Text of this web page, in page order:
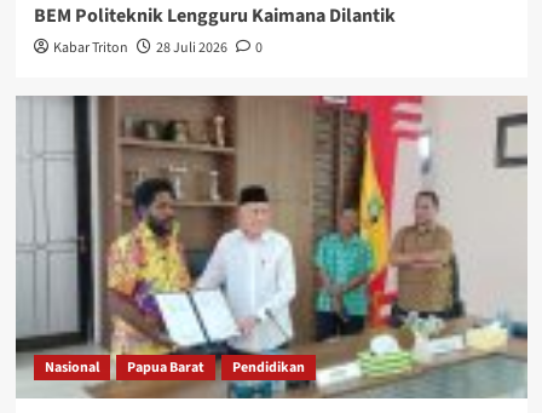
BEM Politeknik Lengguru Kaimana Dilantik
Kabar Triton 28 Juli 2026 0
Nasional Papua Barat Pendidikan